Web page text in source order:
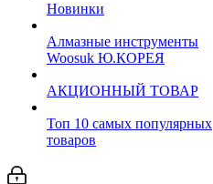
Новинки
Алмазные инструменты
Woosuk Ю.КОРЕЯ
АКЦИОННЫЙ ТОВАР
Топ 10 самых популярных
товаров